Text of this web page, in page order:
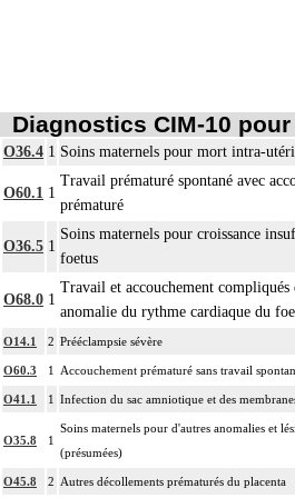
Diagnostics CIM-10 pour
O36.4 1 Soins maternels pour mort intra-
O60.1 1
Travail prématuré spontané avec
prématuré
O36.5 1
Soins maternels pour croissance
foetus
O68.0 1
Travail et accouchement compliqués
anomalie du rythme cardiaque du
O14.1 2 Prééclampsie sévère
O60.3 1 Accouchement prématuré sans travail
O41.1 1 Infection du sac amniotique et des
O35.8 1
Soins maternels pour d'autres anomalies et
(présumées)
O45.8 2 Autres décollements prématurés du placenta